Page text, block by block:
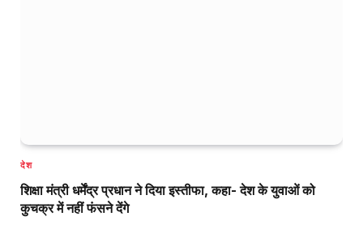
देश
शिक्षा मंत्री धर्मेंद्र प्रधान ने दिया इस्तीफा, कहा- देश के युवाओं को
कुचक्र में नहीं फंसने देंगे